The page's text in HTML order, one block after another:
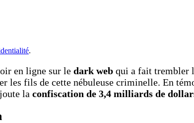
.
en ligne sur le dark web qui a fait trembler
les fils de cette nébuleuse criminelle. En
la confiscation de 3,4 milliards de